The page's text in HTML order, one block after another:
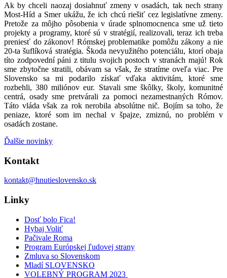
Ak by chceli naozaj dosiahnuť zmeny v osadách, tak nech strany
Most-Híd a Smer ukážu, že ich chcú riešiť cez legislatívne zmeny.
Pretože za môjho pôsobenia v úrade splnomocnenca sme už tieto
projekty a programy, ktoré sú v stratégií, realizovali, teraz ich treba
preniesť do zákonov! Rómskej problematike pomôžu zákony a nie
20-ta šuflíková stratégia. Škoda nevyužitého potenciálu, ktorí obaja
títo zodpovední páni z titulu svojich postoch v stranách majú! Rok
sme zbytočne stratili, obávam sa však, že stratíme oveľa viac. Pre
Slovensko sa mi podarilo získať vďaka aktivitám, ktoré sme
rozbehli, 380 miliónov eur. Stavali sme škôlky, školy, komunitné
centrá, osady sme pretvárali za pomoci nezamestnaných Rómov.
Táto vláda však za rok nerobila absolútne nič. Bojím sa toho, že
peniaze, ktoré som im nechal v špajze, zmiznú, no problém v
osadách zostane.
Ďalšie novinky
Kontakt
kontakt@hnutieslovensko.sk
Linky
Dosť bolo Fica!
Hybaj Voliť
Pačivale Roma
Program Európskej ľudovej strany
Zmluva so Slovenskom
Mladí SLOVENSKO
VOLEBNÝ PROGRAM 2023